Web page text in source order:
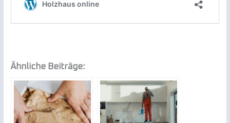
Ähnliche Beiträge: